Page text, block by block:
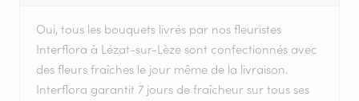
Oui, tous les bouquets livrés par nos fleuristes
Interflora à Lézat-sur-Lèze sont confectionnés avec
des fleurs fraîches le jour même de la livraison.
Interflora garantit 7 jours de fraîcheur sur tous ses